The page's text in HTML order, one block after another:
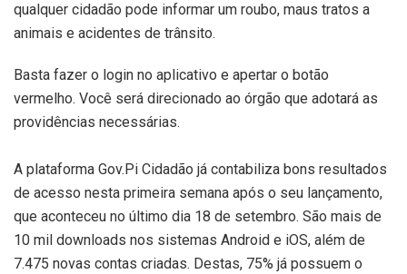
qualquer cidadão pode informar um roubo, maus tratos a
animais e acidentes de trânsito.
Basta fazer o login no aplicativo e apertar o botão
vermelho. Você será direcionado ao órgão que adotará as
providências necessárias.
A plataforma Gov.Pi Cidadão já contabiliza bons resultados
de acesso nesta primeira semana após o seu lançamento,
que aconteceu no último dia 18 de setembro. São mais de
10 mil downloads nos sistemas Android e iOS, além de
7.475 novas contas criadas. Destas, 75% já possuem o